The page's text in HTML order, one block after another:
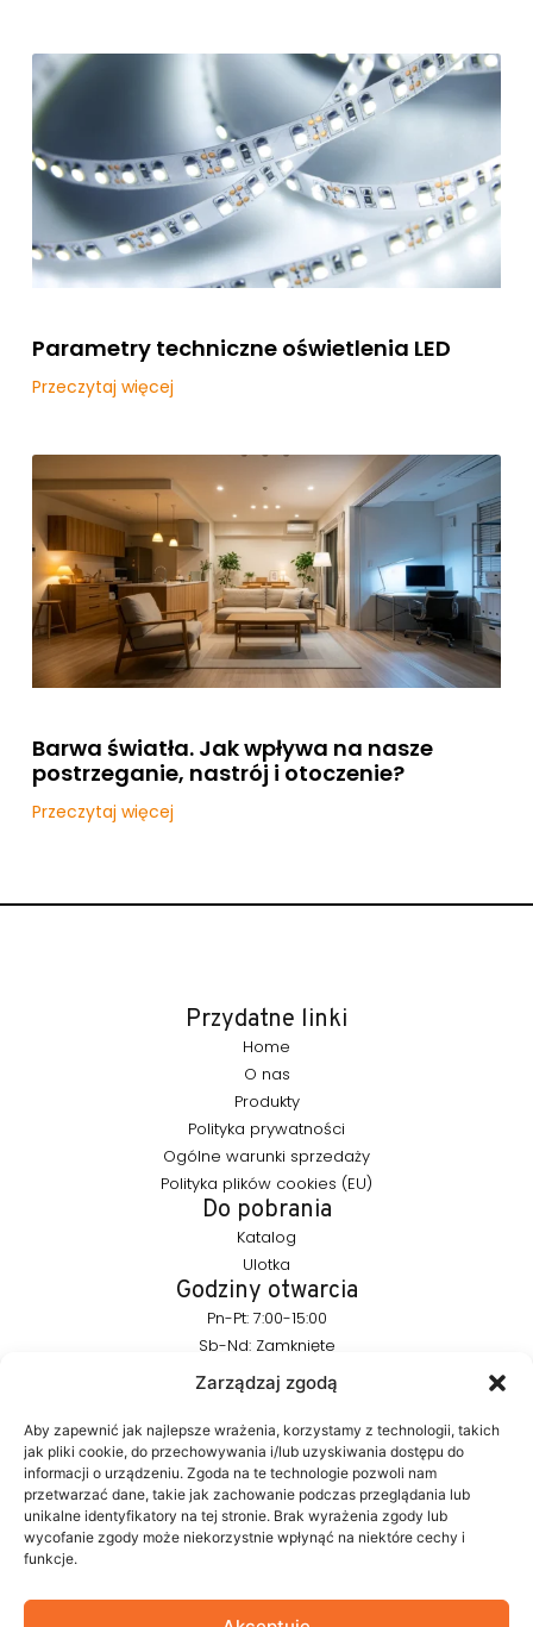
Zarządzaj zgodą
Aby zapewnić jak najlepsze wrażenia, korzystamy z technologii, takich
jak pliki cookie, do przechowywania i/lub uzyskiwania dostępu do
informacji o urządzeniu. Zgoda na te technologie pozwoli nam
przetwarzać dane, takie jak zachowanie podczas przeglądania lub
unikalne identyfikatory na tej stronie. Brak wyrażenia zgody lub
wycofanie zgody może niekorzystnie wpłynąć na niektóre cechy i
funkcje.
Parametry techniczne oświetlenia LED
Przeczytaj więcej
Barwa światła. Jak wpływa na nasze
postrzeganie, nastrój i otoczenie?
Przeczytaj więcej
FURNIKA to marka z branży oświetleniowej, specjalizująca się w
nowoczesnych rozwiązaniach LED do mebli. Tworzymy
produkty, które w subtelny sposób podkreślają formę mebla i
autorskie rozwiązania projektowane z myślą o estetyce i
Przydatne linki
Home
O nas
Produkty
Polityka prywatności
Ogólne warunki sprzedaży
Polityka plików cookies (EU)
Do pobrania
Katalog
Ulotka
Godziny otwarcia
Pn-Pt: 7:00-15:00
Sb-Nd: Zamknięte
Pozostańmy w kontakcie
info@furnika.pl
+48 (77) 544 91 28